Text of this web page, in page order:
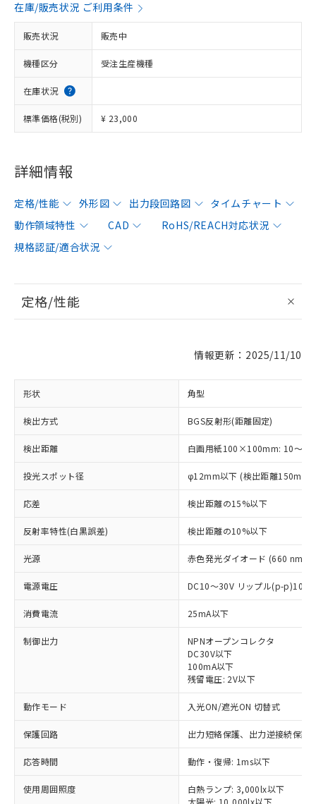
在庫/販売状況 ご利用条件
販売状況 販売中
機種区分 受注生産機種
在庫状況
標準価格(税別) ¥ 23,000
詳細情報
定格/性能 外形図 出力段回路図
タイムチャート
動作領域特性
CAD
RoHS/REACH対応状況
規格認証/適合状況
定格/性能
情報更新：2025/11/10
形状 角型
検出方式 BGS反射形(距離固定)
検出距離 白画用紙100×100mm: 10～
投光スポット径 φ12mm以下 (検出距離150mm)
応差 検出距離の15%以下
反射率特性(白黒誤差) 検出距離の10%以下
光源 赤色発光ダイオード (660 nm)
電源電圧 DC10～30V リップル(p-p)10%
消費電流 25mA以下
制御出力
NPNオープンコレクタ
DC30V以下
100mA以下
残留電圧: 2V以下
動作モード 入光ON/遮光ON 切替式
保護回路 出力短絡保護、出力逆接続保護
応答時間 動作・復帰: 1ms以下
使用周囲照度
白熱ランプ: 3,000lx以下
太陽光: 10,000lx以下
※1 対応状況
対応済み：EU RoHS指令（10物質）の
非含有に対応した製品が提供可能な商品で
す。